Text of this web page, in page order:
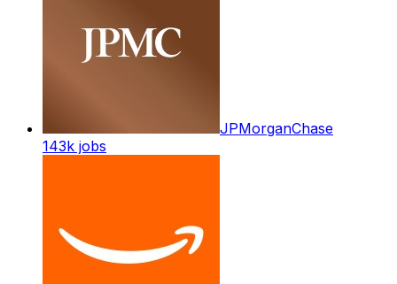
JPMorganChase
143k jobs